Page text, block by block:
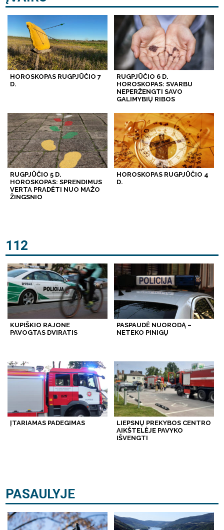
HOROSKOPAS RUGPJŪČIO 7
D.
RUGPJŪČIO 6 D.
HOROSKOPAS: SVARBU
NEPERŽENGTI SAVO
GALIMYBIŲ RIBOS
RUGPJŪČIO 5 D.
HOROSKOPAS: SPRENDIMUS
VERTA PRADĖTI NUO MAŽO
ŽINGSNIO
HOROSKOPAS RUGPJŪČIO 4
D.
112
KUPIŠKIO RAJONE
PAVOGTAS DVIRATIS
PASPAUDĖ NUORODĄ –
NETEKO PINIGŲ
ĮTARIAMAS PADEGIMAS
LIEPSNŲ PREKYBOS CENTRO
AIKŠTELĖJE PAVYKO
IŠVENGTI
PASAULYJE